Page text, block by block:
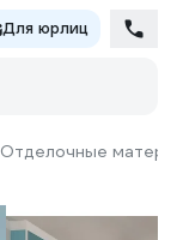
Для юрлиц
Отделочные